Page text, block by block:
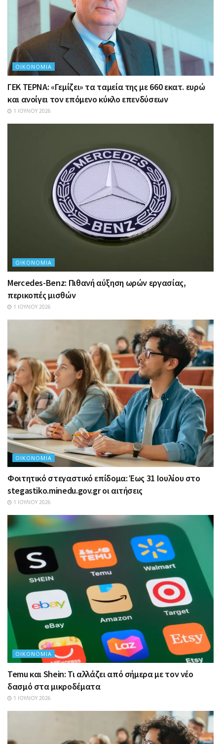
ΟΙΚΟΝΟΜΊΑ
ΓΕΚ ΤΕΡΝΑ: «Γεμίζει» τα ταμεία της με 660 εκατ. ευρώ
και ανοίγει τον επόμενο κύκλο επενδύσεων
1 ΙΟΥΛΊΟΥ 2026
ΟΙΚΟΝΟΜΊΑ
Mercedes-Benz: Πιθανή αύξηση ωρών εργασίας,
περικοπές μισθών
1 ΙΟΥΛΊΟΥ 2026
ΟΙΚΟΝΟΜΊΑ
Φοιτητικό στεγαστικό επίδομα: Έως 31 Ιουλίου στο
stegastiko.minedu.gov.gr οι αιτήσεις
1 ΙΟΥΛΊΟΥ 2026
ΟΙΚΟΝΟΜΊΑ
Temu και Shein: Τι αλλάζει από σήμερα με τον νέο
δασμό στα μικροδέματα
1 ΙΟΥΛΊΟΥ 2026